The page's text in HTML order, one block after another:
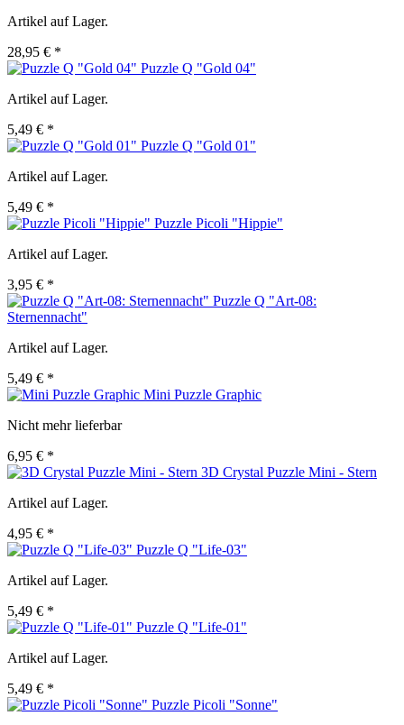
Artikel auf Lager.
28,95 € *
Puzzle Q "Gold 04"
Artikel auf Lager.
5,49 € *
Puzzle Q "Gold 01"
Artikel auf Lager.
5,49 € *
Puzzle Picoli "Hippie"
Artikel auf Lager.
3,95 € *
Puzzle Q "Art-08:
Sternennacht"
Artikel auf Lager.
5,49 € *
Mini Puzzle Graphic
Nicht mehr lieferbar
6,95 € *
3D Crystal Puzzle Mini - Stern
Artikel auf Lager.
4,95 € *
Puzzle Q "Life-03"
Artikel auf Lager.
5,49 € *
Puzzle Q "Life-01"
Artikel auf Lager.
5,49 € *
Puzzle Picoli "Sonne"